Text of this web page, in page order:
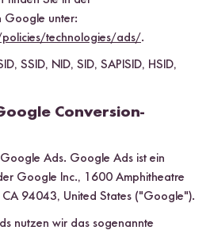
Google unter:
technologies/ads/.
SSID, NID, SID, SAPISID, HSID,
Conversion-
Ads. Google Ads ist ein
Google Inc., 1600 Amphitheatre
94043, United States ("Google").
nutzen wir das sogenannte